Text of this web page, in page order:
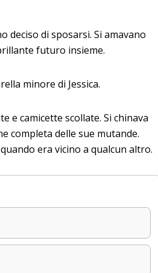
deciso di sposarsi. Si amavano
futuro insieme.
minore di Jessica.
e camicette scollate. Si chinava
completa delle sue mutande.
era vicino a qualcun altro.